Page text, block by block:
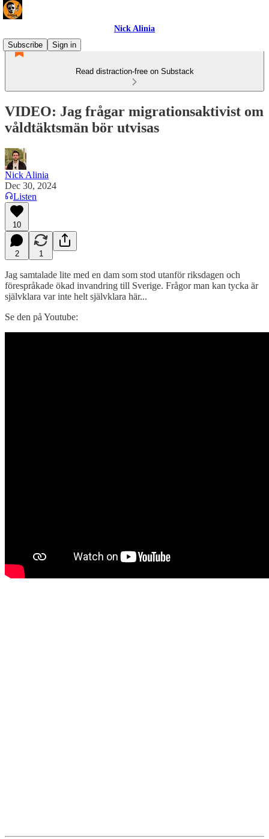
Nick Alinia
Subscribe
Sign in
Read distraction-free on Substack
VIDEO: Jag frågar migrationsaktivist om
våldtäktsmän bör utvisas
Nick Alinia
Dec 30, 2024
Listen
10
2 1
Jag samtalade lite med en dam som stod utanför riksdagen och
förespråkade ökad invandring till Sverige. Frågor man kan tycka är
självklara var inte helt självklara här...
Se den på Youtube: